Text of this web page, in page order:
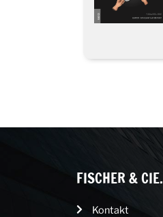
FISCHER & CIE.
Kontakt